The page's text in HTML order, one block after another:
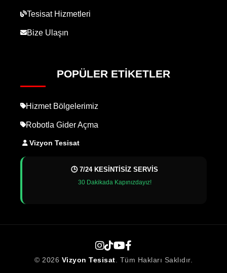
Tesisat Hizmetleri
Bize Ulaşın
POPÜLER ETIKETLER
Hizmet Bölgelerimiz
Robotla Gider Açma
Vizyon Tesisat
🕒 7/24 KESİNTİSİZ SERVİS
30 Dakikada Kapınızdayız!
© 2026 Vizyon Tesisat. Tüm Hakları Saklıdır.